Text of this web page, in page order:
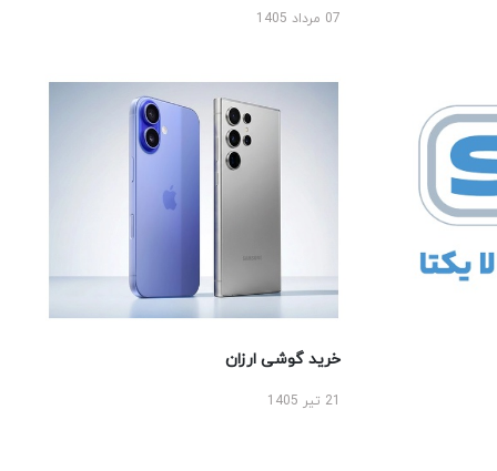
07 مرداد 1405
خرید گوشی ارزان